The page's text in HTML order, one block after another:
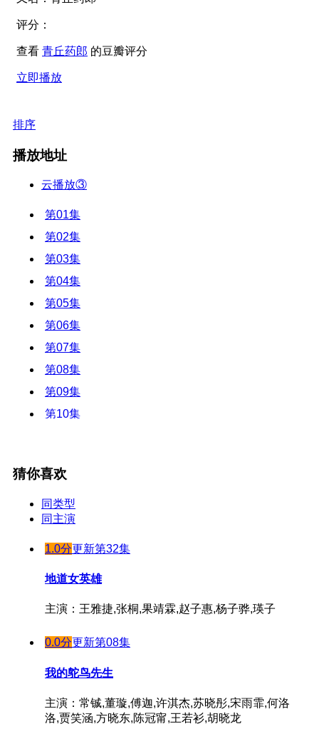
评分：
查看 青丘药郎 的豆瓣评分
立即播放
排序
播放地址
云播放③
第01集
第02集
第03集
第04集
第05集
第06集
第07集
第08集
第09集
第10集
第13集
第14集
第15集
第16集
第19集
第20集
第22集
第23集
第24集
猜你喜欢
同类型
同主演
1.0分更新第32集
地道女英雄
主演：王雅捷,张桐,果靖霖,赵子惠,杨子骅,瑛子
0.0分更新第08集
我的鸵鸟先生
主演：常铖,董璇,傅迦,许淇杰,苏晓彤,宋雨霏,何洛
洛,贾笑涵,方晓东,陈冠甯,王若衫,胡晓龙